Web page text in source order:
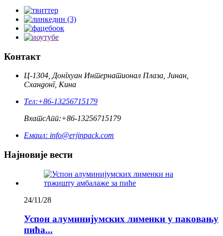
Контакт
Ц-1304, Донгхуан Интернатионал Плаза, Јинан,
Схандонг, Кина
Тел:+86-13256715179
ВхатсАпп:+86-13256715179
Емаил: info@erjinpack.com
Најновије вести
24/11/28
Успон алуминијумских лименки у паковању
пића...